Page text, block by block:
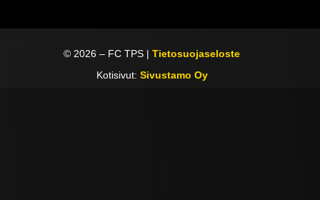
© 2026 – FC TPS |Tietosuojaseloste
Kotisivut: Sivustamo Oy